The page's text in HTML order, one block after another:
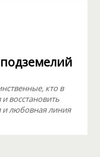
кто в
восстановить
и любовная линия